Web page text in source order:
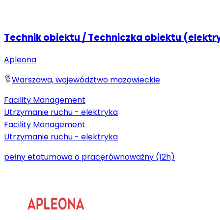
Technik obiektu / Techniczka obiektu
Apleona
Warszawa, województwo mazowieckie
Facility Management
Utrzymanie ruchu - elektryka
Facility Management
Utrzymanie ruchu - elektryka
pełny etatumowa o pracęrównoważny (12h)